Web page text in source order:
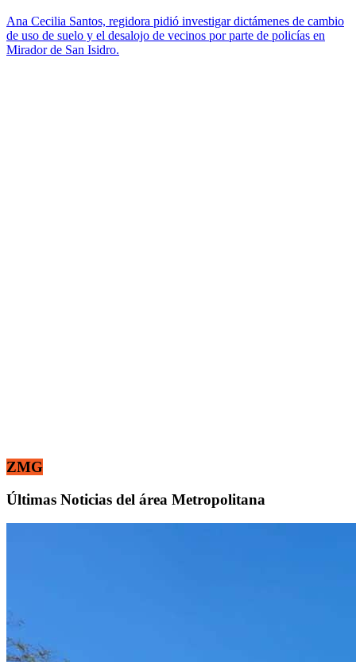
Ana Cecilia Santos, regidora pidió investigar dictámenes de cambio
de uso de suelo y el desalojo de vecinos por parte de policías en
Mirador de San Isidro.
ZMG
Últimas Noticias del área Metropolitana